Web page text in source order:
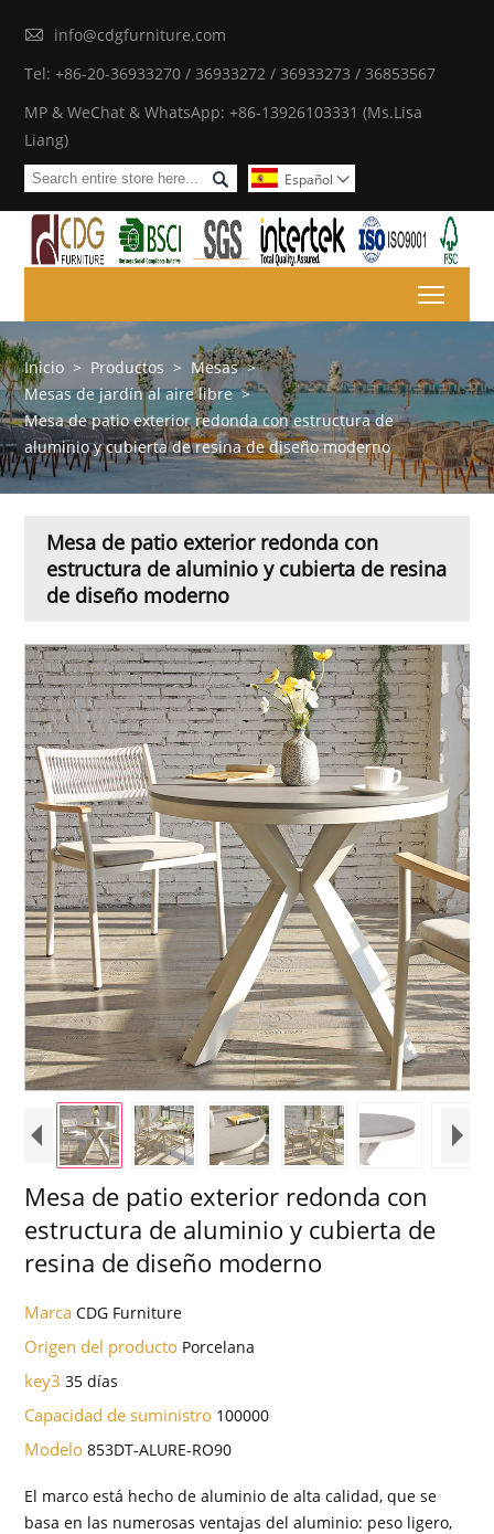

info@cdgfurniture.com
Tel: +86-20-36933270 / 36933272 / 36933273 / 36853567
MP & WeChat & WhatsApp: +86-13926103331 (Ms.Lisa
Liang)
 Español 
Inicio > Productos > Mesas >
Mesas de jardín al aire libre >
Mesa de patio exterior redonda con estructura de
aluminio y cubierta de resina de diseño moderno
Mesa de patio exterior redonda con
estructura de aluminio y cubierta de resina
de diseño moderno
Mesa de patio exterior redonda con
estructura de aluminio y cubierta de
resina de diseño moderno
MarcaCDG Furniture
Origen del producto Porcelana
key335 días
Capacidad de suministro 100000
Modelo853DT-ALURE-RO90
El marco está hecho de aluminio de alta calidad, que se
basa en las numerosas ventajas del aluminio: peso ligero,